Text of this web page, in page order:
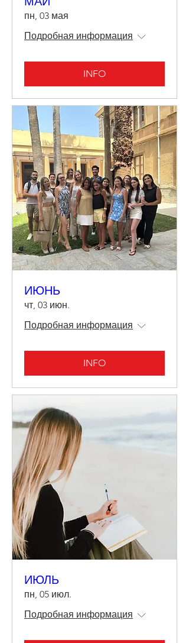
пн, 03 мая
Подробная информация
INFO
ИЮНЬ
чт, 03 июн.
Подробная информация
INFO
ИЮЛЬ
пн, 05 июл.
Подробная информация